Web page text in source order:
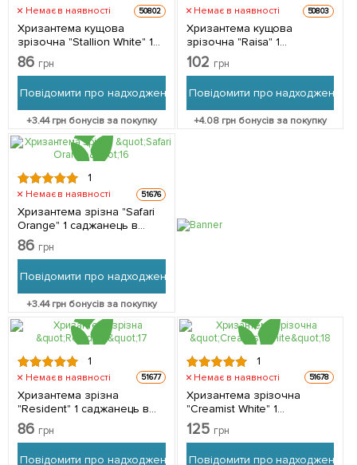
Немає в наявності 50802
Хризантема кущова
зрізочна "Stallion White" 1
саджанець в упаковці
86 грн
Повідомити про надходження
+3.44грн бонусів за покупку
Немає в наявності 50803
Хризантема кущова
зрізочна "Raisa" 1
саджанець в упаковці
102 грн
Повідомити про надходження
+4.08 грн бонусів за покупку
1
Немає в наявності 51676
Хризантема зрізна "Safari
Orange" 1 саджанець в
упаковці
86 грн
Повідомити про надходження
+3.44грн бонусів за покупку
1
Немає в наявності 51677
Хризантема зрізна
"Resident" 1 саджанець в
упаковці
86 грн
Повідомити про надходження
1
Немає в наявності 51678
Хризантема зрізочна
"Creamist White" 1
саджанець в упаковці
125 грн
Повідомити про надходження